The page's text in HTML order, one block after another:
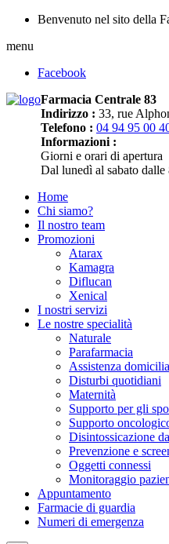
Benvenuto nel sito della
menu
Facebook
Farmacia Centrale 83
Indirizzo : 33, rue
Telefono : 04 94 95 00
Informazioni :
Giorni e orari di apertura
Dal lunedì al sabato
Home
Chi siamo?
Il nostro team
Promozioni
Atarax
Kamagra
Diflucan
Xenical
I nostri servizi
Le nostre specialità
Naturale
Parafarmacia
Assistenza
Disturbi quotidiani
Maternità
Supporto per gli
Supporto
Disintossicazione
Prevenzione e
Oggetti connessi
Monitoraggio
Appuntamento
Farmacie di guardia
Numeri di emergenza